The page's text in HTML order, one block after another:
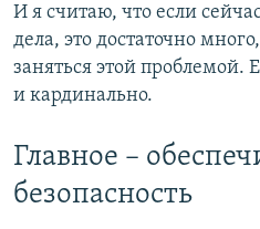
И я считаю, что если
дела, это достаточно
заняться этой проблемой.
и кардинально.
Главное –
безопасность